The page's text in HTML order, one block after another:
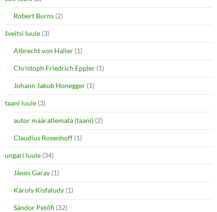
Robert Burns (2)
šveitsi luule (3)
Albrecht von Haller (1)
Christoph Friedrich Eppler (1)
Johann Jakob Honegger (1)
taani luule (3)
autor määratlemata (taani) (2)
Claudius Rosenhoff (1)
ungari luule (34)
János Garay (1)
Károly Kisfaludy (1)
Sándor Petőfi (32)